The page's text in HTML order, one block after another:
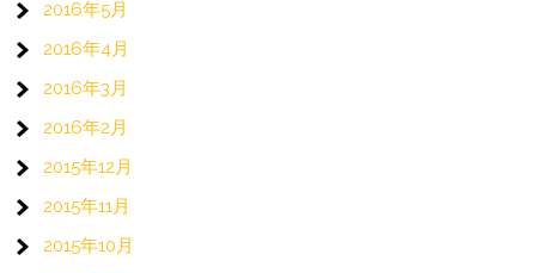
2016年5月
2016年4月
2016年3月
2016年2月
2015年12月
2015年11月
2015年10月